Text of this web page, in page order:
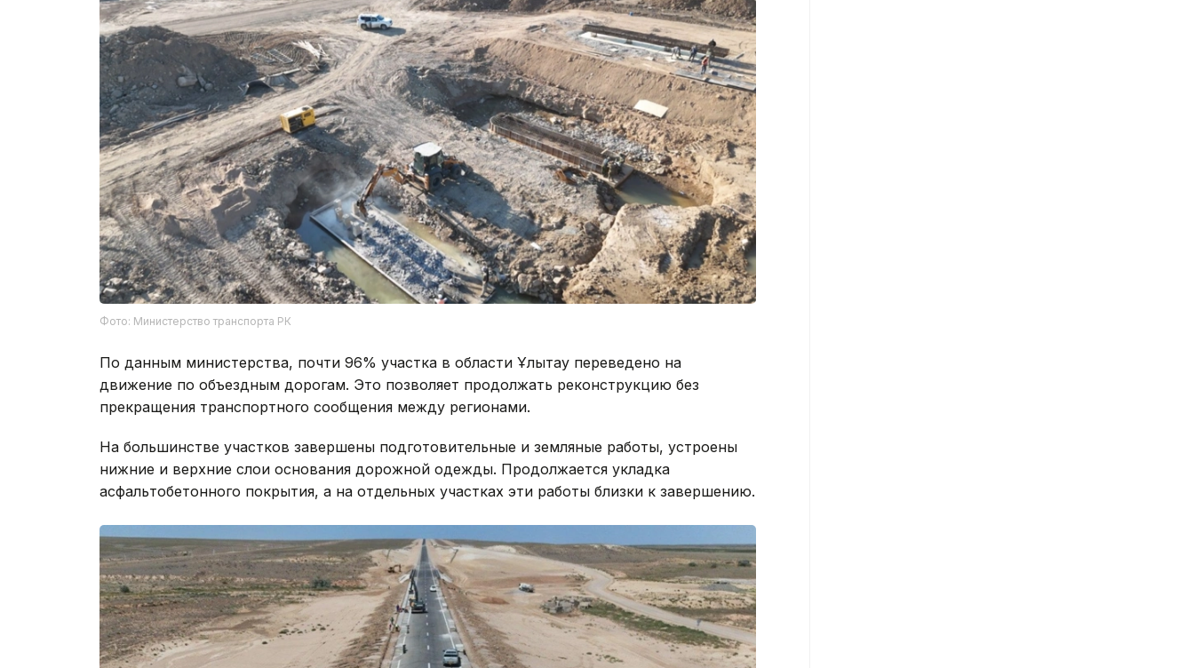
Фото: Министерство транспорта РК
По данным министерства, почти 96% участка в области Ұлытау переведено на
движение по объездным дорогам. Это позволяет продолжать реконструкцию без
прекращения транспортного сообщения между регионами.
На большинстве участков завершены подготовительные и земляные работы, устроены
нижние и верхние слои основания дорожной одежды. Продолжается укладка
асфальтобетонного покрытия, а на отдельных участках эти работы близки к завершению.